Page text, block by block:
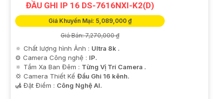
ĐẦU GHI IP 16 DS-7616NXI-K2(D)
Giá Khuyến Mại: 5,089,000 ₫
Giá Bán: 7,270,000 ₫
🔅 Chất lượng hình Ảnh : Ultra 8k .
⚙ Camera Công nghệ : IP.
🔅 Tầm Xa Ban Đêm : Từng Vị Trí Camera .
💢 Camera Thiết Kế Đầu Ghi 16 kênh.
️🛃 Đặt Điểm : Công Nghệ AI.